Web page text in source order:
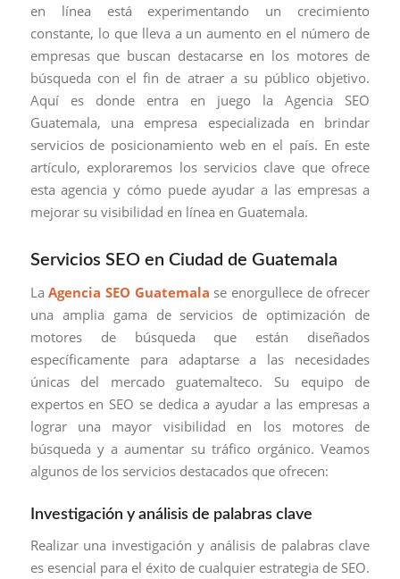
en línea está experimentando un crecimiento
constante, lo que lleva a un aumento en el número de
empresas que buscan destacarse en los motores de
búsqueda con el fin de atraer a su público objetivo.
Aquí es donde entra en juego la Agencia SEO
Guatemala, una empresa especializada en brindar
servicios de posicionamiento web en el país. En este
artículo, exploraremos los servicios clave que ofrece
esta agencia y cómo puede ayudar a las empresas a
mejorar su visibilidad en línea en Guatemala.
Servicios SEO en Ciudad de Guatemala
LaAgencia SEO Guatemala se enorgullece de ofrecer
una amplia gama de servicios de optimización de
motores de búsqueda que están diseñados
específicamente para adaptarse a las necesidades
únicas del mercado guatemalteco. Su equipo de
expertos en SEO se dedica a ayudar a las empresas a
lograr una mayor visibilidad en los motores de
búsqueda y a aumentar su tráfico orgánico. Veamos
algunos de los servicios destacados que ofrecen:
Investigación y análisis de palabras clave
Realizar una investigación y análisis de palabras clave
es esencial para el éxito de cualquier estrategia de SEO.